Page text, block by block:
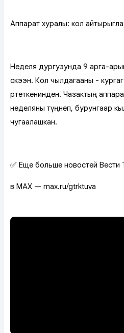
Аппарат хуралы: кол
Неделя дургузунда 9 арга-
өөскээн. Кол чылдагааны -
өртеткенинден. Чазактың
неделяны түңнеп, бурунгаар
чугаалашкан.
✅ Еще больше новостей Вести
в MAX — max.ru/gtrktuva